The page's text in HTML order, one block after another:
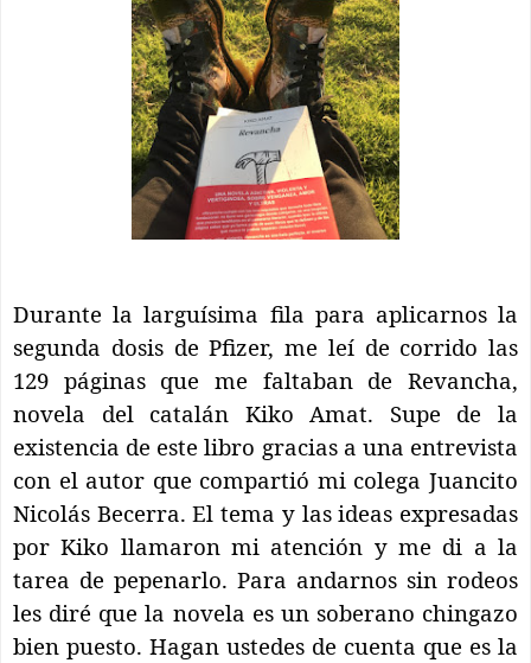
Durante la larguísima fila para aplicarnos la
segunda dosis de Pfizer, me leí de corrido las
129 páginas que me faltaban de Revancha,
novela del catalán Kiko Amat. Supe de la
existencia de este libro gracias a una entrevista
con el autor que compartió mi colega Juancito
Nicolás Becerra. El tema y las ideas expresadas
por Kiko llamaron mi atención y me di a la
tarea de pepenarlo. Para andarnos sin rodeos
les diré que la novela es un soberano chingazo
bien puesto. Hagan ustedes de cuenta que es la